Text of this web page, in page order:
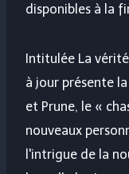
disponibles à la
Intitulée La
à jour présente
et Prune, le «
nouveaux
l'intrigue de la